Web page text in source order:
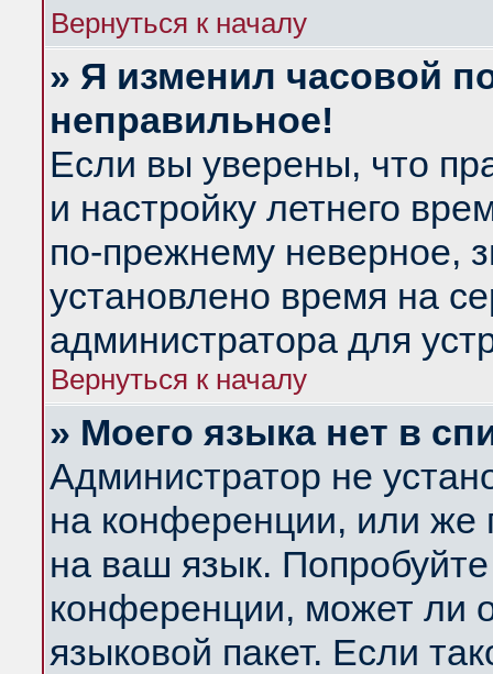
Вернуться к началу
» Я изменил часовой
неправильное!
Если вы уверены, что
и настройку летнего
по-прежнему неверное,
установлено время на
администратора для
Вернуться к началу
» Моего языка нет в
Администратор не
на конференции, или же
на ваш язык.
конференции, может ли
языковой пакет. Если